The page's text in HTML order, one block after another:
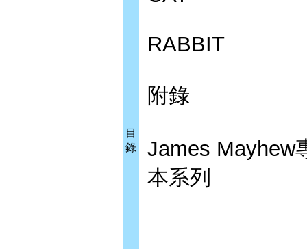
目
錄
RABBIT
附錄
James Mayhew
本系列